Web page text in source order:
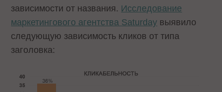
зависимости от названия. Исследование
маркетингового агентства Saturday выявило
следующую зависимость кликов от типа
заголовка: